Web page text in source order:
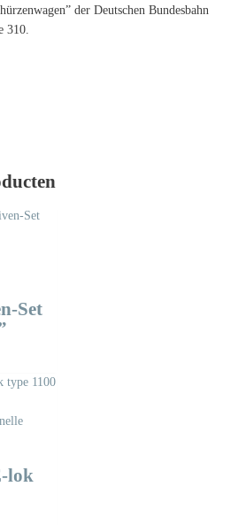
der Deutschen Bundesbahn
310.
Set
lok